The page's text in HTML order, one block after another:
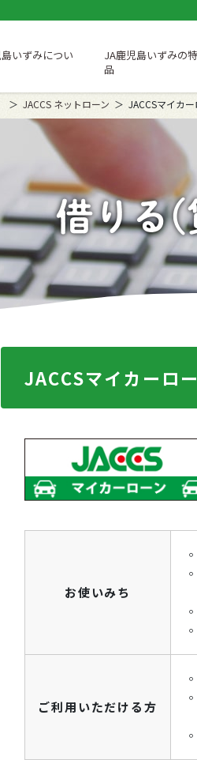
いずみについ
JA鹿児島いずみの
品
JACCS ネットローン JACCSマイカー
借りる(
JACCSマイカーロ
お使いみち
ご利用いただける方